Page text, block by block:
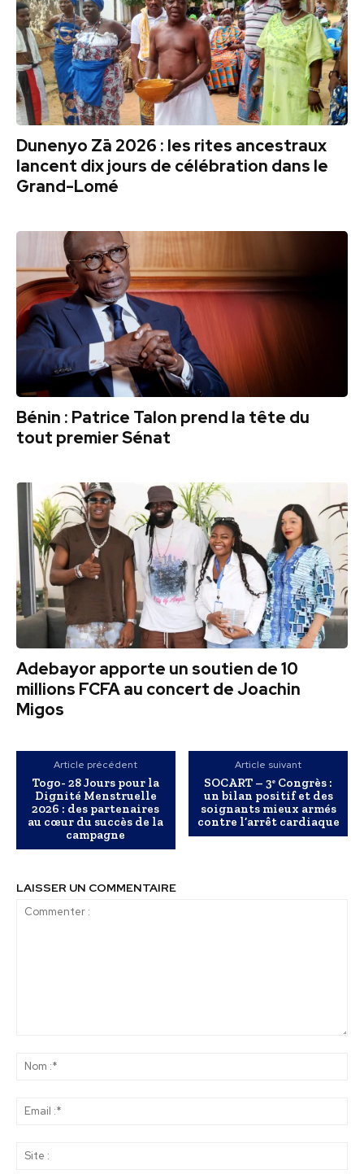
Dunenyo Zā 2026 : les rites ancestraux
lancent dix jours de célébration dans le
Grand-Lomé
Bénin : Patrice Talon prend la tête du
tout premier Sénat
Adebayor apporte un soutien de 10
millions FCFA au concert de Joachin
Migos
Article précédent
Togo- 28 Jours pour la
Dignité Menstruelle
2026 : des partenaires
au cœur du succès de la
campagne
Article suivant
SOCART – 3ᵉ Congrès :
un bilan positif et des
soignants mieux armés
contre l’arrêt cardiaque
LAISSER UN COMMENTAIRE